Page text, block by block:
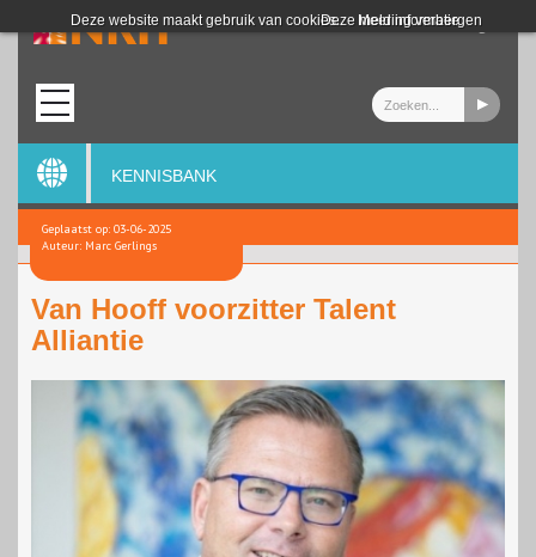
Deze website maakt gebruik van cookies. Meer informatie
Deze melding verbergen
Login
KENNISBANK
Geplaatst op: 03-06-2025
Auteur: Marc Gerlings
Van Hooff voorzitter Talent
Alliantie